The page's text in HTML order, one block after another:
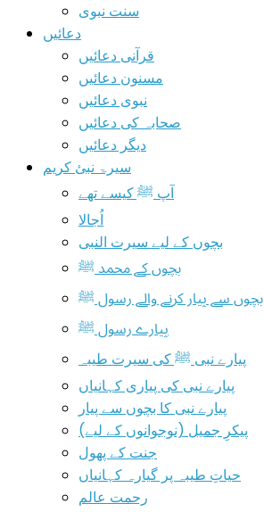
سنت نبوی
دعائیں
قرآنی دعائیں
مسنون دعائیں
نبوی دعائیں
صحابہ کی دعائیں
دیگر دعائیں
سیرۃ نبیٔ کریم
آپ ﷺ کیسے تھے
اُجالا
بچوں کے لیے سیرت النبی
بچوں کے محمد ﷺ
بچوں سے پیار کرنے والے رسول ﷺ
پیارے رسول ﷺ
پیارے نبی ﷺ کی سیرت طیبہ
پیارے نبی کی پیاری کہانیاں
پیارے نبی کا بچوں سے پیار
پیکرِ جمیل (نوجوانوں کے لیے)
جنت کے پھول
حیاتِ طیبہ پر گیارہ کہانیاں
رحمت عالم